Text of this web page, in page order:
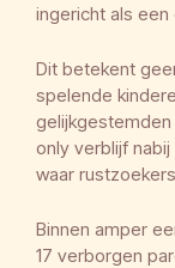
ingericht als
Dit betekent
spelende
only verblijf
waar
Binnen amper
17 verborgen